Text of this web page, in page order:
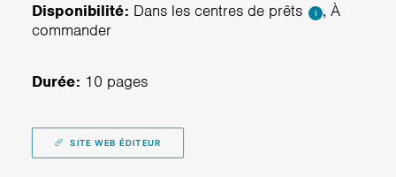
Disponibilité: Dans les centres de prêts i
, À
commander
Durée: 10 pages
SITE WEB ÉDITEUR